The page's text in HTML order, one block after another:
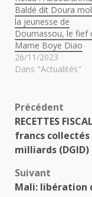
Baldé dit Doura
la jeunesse de
Doumassou, le fief
Mame Boye Diao
26/11/2023
Dans "Actualités"
Navigation
d’article
Précédent
RECETTES
francs collectés
milliards (DGID)
Suivant
Mali: libération